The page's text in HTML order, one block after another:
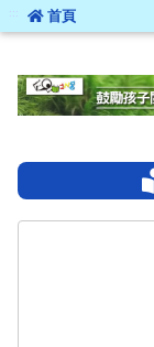
::: 首頁